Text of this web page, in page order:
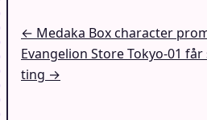
Indlægsnavigation
← Medaka Box character
Evangelion Store Tokyo-01
ting →